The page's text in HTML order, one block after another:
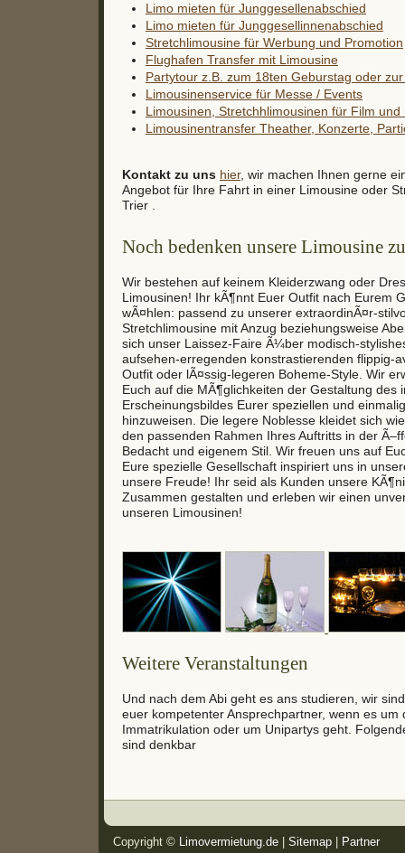
Limo mieten für Junggesellenabschied
Limo mieten für Junggesellinnenabschied
Stretchlimousine für Werbung und Promotion
Flughafen Transfer mit Limousine
Partytour z.B. zum 18ten Geburstag oder
Limousinenservice für Messe / Events
Limousinen, Stretchhlimousinen für Film und
Limousinentransfer Theather, Konzerte,
Kontakt zu uns hier, wir machen Ihnen gerne
Angebot für Ihre Fahrt in einer Limousine oder
Trier .
Noch bedenken unsere Limousine
Wir bestehen auf keinem Kleiderzwang oder
Limousinen! Ihr kÃ¶nnt Euer Outfit nach Eurem
wÃ¤hlen: passend zu unserer extraordinÃ¤r-
Stretchlimousine mit Anzug beziehungsweise
sich unser Laissez-Faire Ã¼ber modisch-
aufsehen-erregenden konstrastierenden flippig-
Outfit oder lÃ¤ssig-legeren Boheme-Style. Wir
Euch auf die MÃ¶glichkeiten der Gestaltung des
Erscheinungsbildes Eurer speziellen und
hinzuweisen. Die legere Noblesse kleidet sich
den passenden Rahmen Ihres Auftritts in der
Bedacht und eigenem Stil. Wir freuen uns auf
Eure spezielle Gesellschaft inspiriert uns in
unsere Freude! Ihr seid als Kunden unsere
Zusammen gestalten und erleben wir einen
unseren Limousinen!
Weitere Veranstaltungen
Und nach dem Abi geht es ans studieren, wir
euer kompetenter Ansprechpartner, wenn es um
Immatrikulation oder um Unipartys geht.
sind denkbar
Copyright © Limovermietung.de Sitemap Partner